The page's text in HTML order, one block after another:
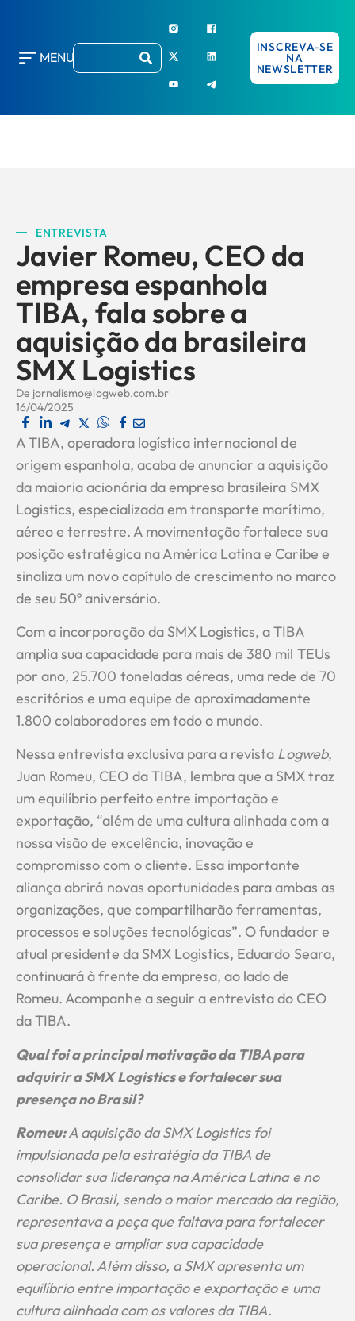
MENU
INSCREVA-SE
NA
NEWSLETTER
ENTREVISTA
Javier Romeu, CEO da
empresa espanhola
TIBA, fala sobre a
aquisição da brasileira
SMX Logistics
De jornalismo@logweb.com.br
16/04/2025
A TIBA, operadora logística internacional de
origem espanhola, acaba de anunciar a aquisição
da maioria acionária da empresa brasileira SMX
Logistics, especializada em transporte marítimo,
aéreo e terrestre. A movimentação fortalece sua
posição estratégica na América Latina e Caribe e
sinaliza um novo capítulo de crescimento no marco
de seu 50º aniversário.
Com a incorporação da SMX Logistics, a TIBA
amplia sua capacidade para mais de 380 mil TEUs
por ano, 25.700 toneladas aéreas, uma rede de 70
escritórios e uma equipe de aproximadamente
1.800 colaboradores em todo o mundo.
Nessa entrevista exclusiva para a revista Logweb,
Juan Romeu, CEO da TIBA, lembra que a SMX traz
um equilíbrio perfeito entre importação e
exportação, “além de uma cultura alinhada com a
nossa visão de excelência, inovação e
compromisso com o cliente. Essa importante
aliança abrirá novas oportunidades para ambas as
organizações, que compartilharão ferramentas,
processos e soluções tecnológicas”. O fundador e
atual presidente da SMX Logistics, Eduardo Seara,
continuará à frente da empresa, ao lado de
Romeu. Acompanhe a seguir a entrevista do CEO
da TIBA.
Qual foi a principal motivação da TIBA para
adquirir a SMX Logistics e fortalecer sua
presença no Brasil?
Romeu:A aquisição da SMX Logistics foi
impulsionada pela estratégia da TIBA de
consolidar sua liderança na América Latina e no
Caribe. O Brasil, sendo o maior mercado da região,
representava a peça que faltava para fortalecer
sua presença e ampliar sua capacidade
operacional. Além disso, a SMX apresenta um
equilíbrio entre importação e exportação e uma
cultura alinhada com os valores da TIBA.